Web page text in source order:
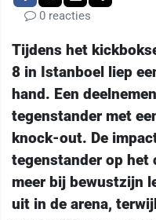
0 reacties
Tijdens het
8 in Istanboel liep
hand. Een
tegenstander met
knock-out. De
tegenstander op het
meer bij bewustzijn
uit in de arena,